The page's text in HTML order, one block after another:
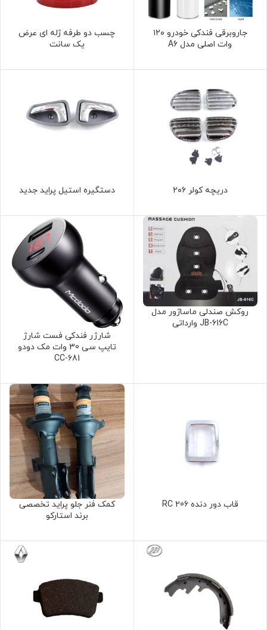
جاروبرقی فندکی خودرو ۱۲۰
وات اصلی مدل A6
چسب دو طرفه ژله ای عرض
یک سانت
دریچه کولر ۲۰۶ دستگیره استیل پراید جدید
روکش صندلی ماساژور مدل
JB-616C وارداتی
شارژر فندکی فست شارژ
تایپ سی 30 وات مک دودو
CC-681
قاب دور دنده 206 RC
کمک فنر جلو پراید تخصصی
برند استارکو